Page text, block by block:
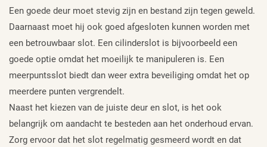
Een goede deur moet stevig zijn en bestand zijn tegen geweld.
Daarnaast moet hij ook goed afgesloten kunnen worden met
een betrouwbaar slot. Een cilinderslot is bijvoorbeeld een
goede optie omdat het moeilijk te manipuleren is. Een
meerpuntsslot biedt dan weer extra beveiliging omdat het op
meerdere punten vergrendelt.
Naast het kiezen van de juiste deur en slot, is het ook
belangrijk om aandacht te besteden aan het onderhoud ervan.
Zorg ervoor dat het slot regelmatig gesmeerd wordt en dat